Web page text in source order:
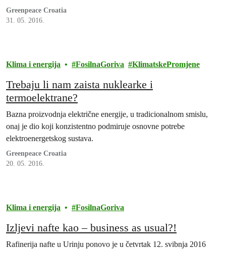
Greenpeace Croatia
31. 05. 2016.
Klima i energija FosilnaGoriva KlimatskePromjene
Trebaju li nam zaista nuklearke i
termoelektrane?
Bazna proizvodnja električne energije, u tradicionalnom smislu,
onaj je dio koji konzistentno podmiruje osnovne potrebe
elektroenergetskog sustava.
Greenpeace Croatia
20. 05. 2016.
Klima i energija FosilnaGoriva
Izljevi nafte kao – business as usual?!
Rafinerija nafte u Urinju ponovo je u četvrtak 12. svibnja 2016